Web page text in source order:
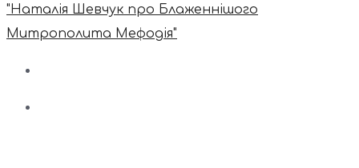
"Наталія Шевчук про Блаженнішого
Митрополита Мефодія"